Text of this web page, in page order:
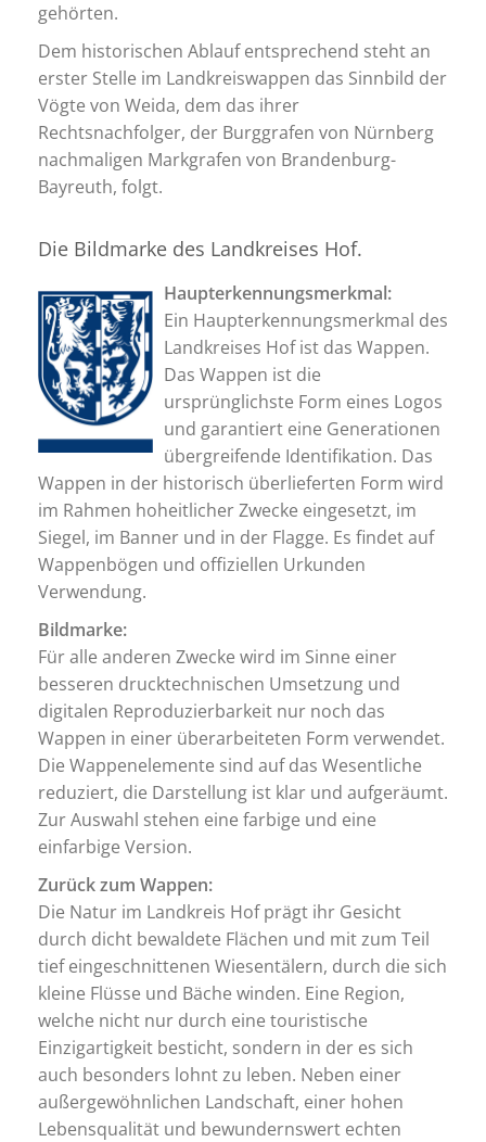
gehörten.
Dem historischen Ablauf entsprechend steht an
erster Stelle im Landkreiswappen das Sinnbild der
Vögte von Weida, dem das ihrer
Rechtsnachfolger, der Burggrafen von Nürnberg
nachmaligen Markgrafen von Brandenburg-
Bayreuth, folgt.
Die Bildmarke des Landkreises Hof.
Haupterkennungsmerkmal:
Ein Haupterkennungsmerkmal des
Landkreises Hof ist das Wappen.
Das Wappen ist die
ursprünglichste Form eines Logos
und garantiert eine Generationen
übergreifende Identifikation. Das
Wappen in der historisch überlieferten Form wird
im Rahmen hoheitlicher Zwecke eingesetzt, im
Siegel, im Banner und in der Flagge. Es findet auf
Wappenbögen und offiziellen Urkunden
Verwendung.
Bildmarke:
Für alle anderen Zwecke wird im Sinne einer
besseren drucktechnischen Umsetzung und
digitalen Reproduzierbarkeit nur noch das
Wappen in einer überarbeiteten Form verwendet.
Die Wappenelemente sind auf das Wesentliche
reduziert, die Darstellung ist klar und aufgeräumt.
Zur Auswahl stehen eine farbige und eine
einfarbige Version.
Zurück zum Wappen:
Die Natur im Landkreis Hof prägt ihr Gesicht
durch dicht bewaldete Flächen und mit zum Teil
tief eingeschnittenen Wiesentälern, durch die sich
kleine Flüsse und Bäche winden. Eine Region,
welche nicht nur durch eine touristische
Einzigartigkeit besticht, sondern in der es sich
auch besonders lohnt zu leben. Neben einer
außergewöhnlichen Landschaft, einer hohen
Lebensqualität und bewundernswert echten